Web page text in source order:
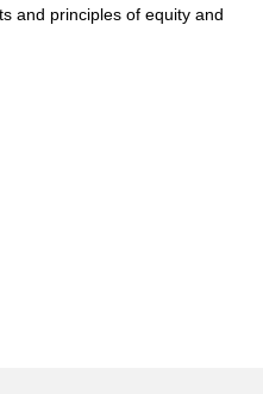
and principles of equity and